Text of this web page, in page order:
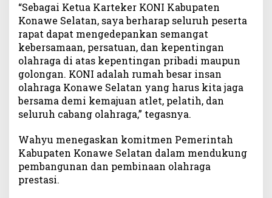
“Sebagai Ketua Karteker KONI Kabupaten
Konawe Selatan, saya berharap seluruh peserta
rapat dapat mengedepankan semangat
kebersamaan, persatuan, dan kepentingan
olahraga di atas kepentingan pribadi maupun
golongan. KONI adalah rumah besar insan
olahraga Konawe Selatan yang harus kita jaga
bersama demi kemajuan atlet, pelatih, dan
seluruh cabang olahraga,” tegasnya.
Wahyu menegaskan komitmen Pemerintah
Kabupaten Konawe Selatan dalam mendukung
pembangunan dan pembinaan olahraga
prestasi.